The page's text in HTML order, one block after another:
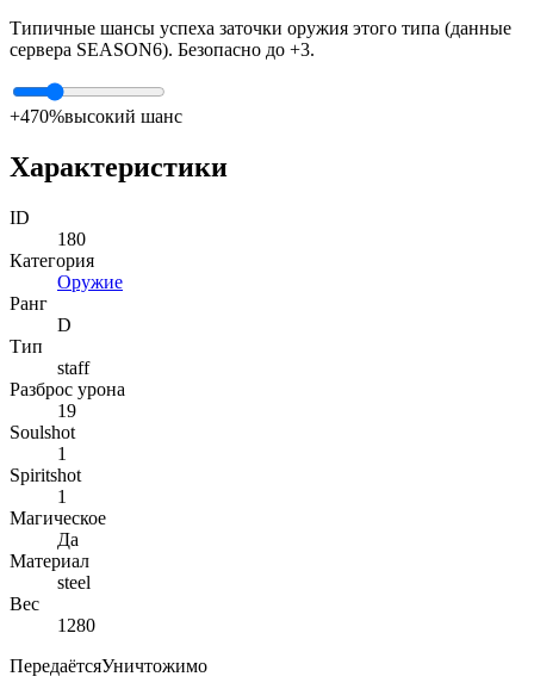
Типичные шансы успеха заточки оружия этого типа (данные
сервера SEASON6). Безопасно до +3.
+470%высокий шанс
Характеристики
ID
180
Категория
Оружие
Ранг
D
Тип
staff
Разброс урона
19
Soulshot
1
Spiritshot
1
Магическое
Да
Материал
steel
Вес
1280
ПередаётсяУничтожимо